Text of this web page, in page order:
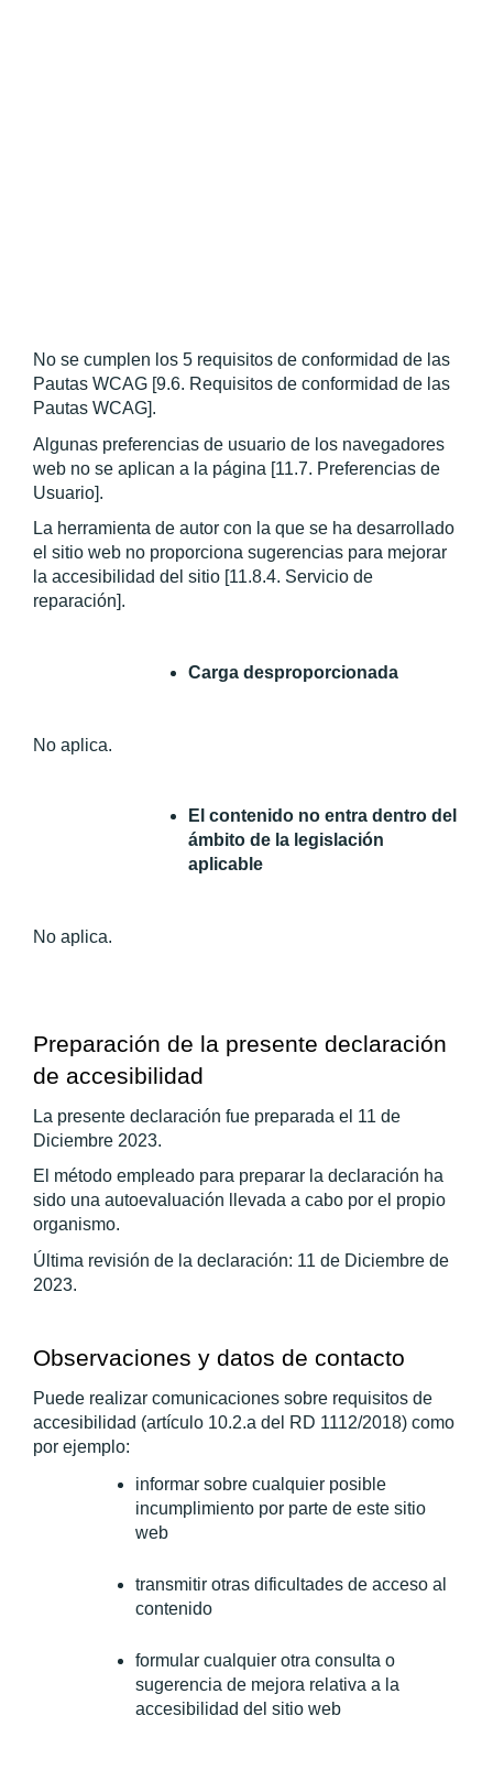
No se cumplen los 5 requisitos de conformidad de las
Pautas WCAG [9.6. Requisitos de conformidad de las
Pautas WCAG].
Algunas preferencias de usuario de los navegadores
web no se aplican a la página [11.7. Preferencias de
Usuario].
La herramienta de autor con la que se ha desarrollado
el sitio web no proporciona sugerencias para mejorar
la accesibilidad del sitio [11.8.4. Servicio de
reparación].
Carga desproporcionada
No aplica.
El contenido no entra dentro del
ámbito de la legislación
aplicable
No aplica.
Preparación de la presente declaración
de accesibilidad
La presente declaración fue preparada el 11 de
Diciembre 2023.
El método empleado para preparar la declaración ha
sido una autoevaluación llevada a cabo por el propio
organismo.
Última revisión de la declaración: 11 de Diciembre de
2023.
Observaciones y datos de contacto
Puede realizar comunicaciones sobre requisitos de
accesibilidad (artículo 10.2.a del RD 1112/2018) como
por ejemplo:
informar sobre cualquier posible
incumplimiento por parte de este sitio
web
transmitir otras dificultades de acceso al
contenido
formular cualquier otra consulta o
sugerencia de mejora relativa a la
accesibilidad del sitio web